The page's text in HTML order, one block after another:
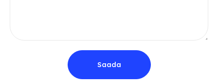
Saada